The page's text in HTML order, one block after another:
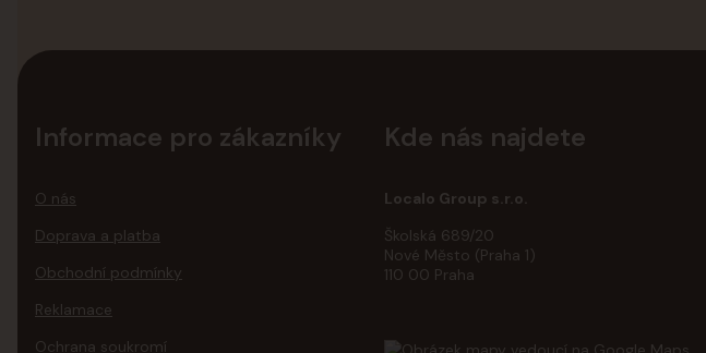
Informace pro zákazníky
O nás
Doprava a platba
Obchodní podmínky
Reklamace
Ochrana soukromí
Kde nás najdete
Localo Group s.r.o.
Školská 689/20
Nové Město (Praha 1)
110 00 Praha